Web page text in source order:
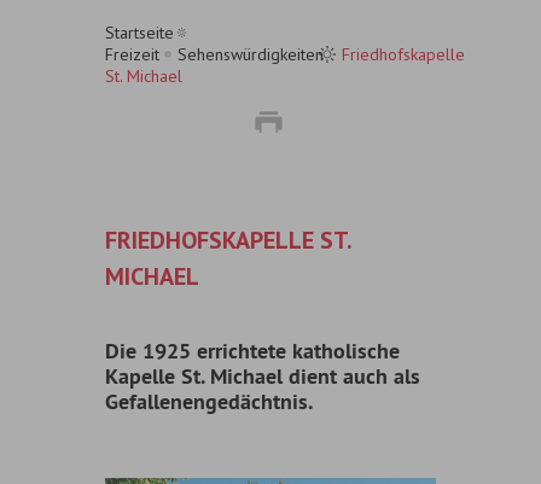
Startseite
Freizeit
Sehenswürdigkeiten
Friedhofskapelle
St. Michael
FRIEDHOFSKAPELLE ST.
MICHAEL
Die 1925 errichtete katholische
Kapelle St. Michael dient auch als
Gefallenengedächtnis.